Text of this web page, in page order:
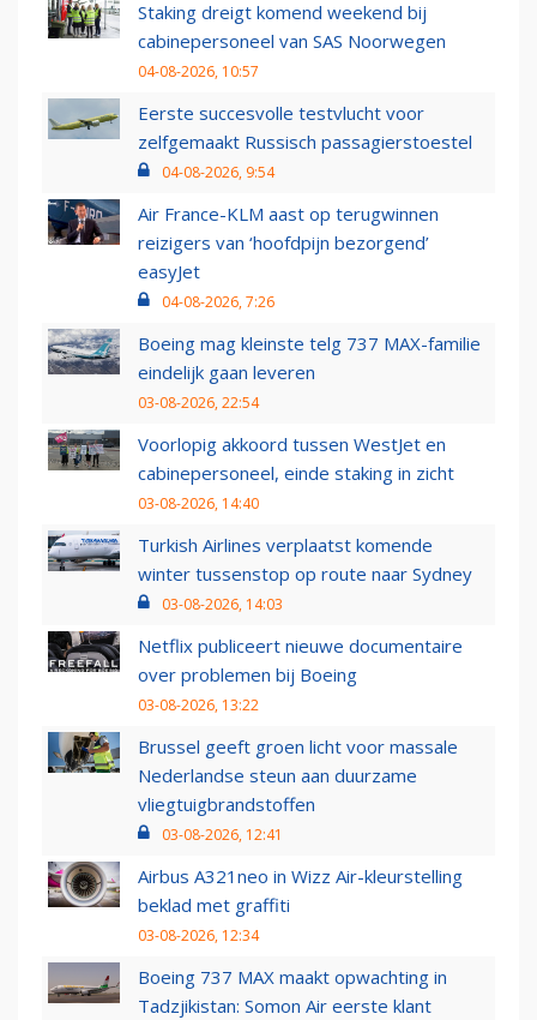
Staking dreigt komend weekend bij
cabinepersoneel van SAS Noorwegen
04-08-2026, 10:57
Eerste succesvolle testvlucht voor
zelfgemaakt Russisch passagierstoestel
04-08-2026, 9:54
Air France-KLM aast op terugwinnen
reizigers van ‘hoofdpijn bezorgend’
easyJet
04-08-2026, 7:26
Boeing mag kleinste telg 737 MAX-familie
eindelijk gaan leveren
03-08-2026, 22:54
Voorlopig akkoord tussen WestJet en
cabinepersoneel, einde staking in zicht
03-08-2026, 14:40
Turkish Airlines verplaatst komende
winter tussenstop op route naar Sydney
03-08-2026, 14:03
Netflix publiceert nieuwe documentaire
over problemen bij Boeing
03-08-2026, 13:22
Brussel geeft groen licht voor massale
Nederlandse steun aan duurzame
vliegtuigbrandstoffen
03-08-2026, 12:41
Airbus A321neo in Wizz Air-kleurstelling
beklad met graffiti
03-08-2026, 12:34
Boeing 737 MAX maakt opwachting in
Tadzjikistan: Somon Air eerste klant